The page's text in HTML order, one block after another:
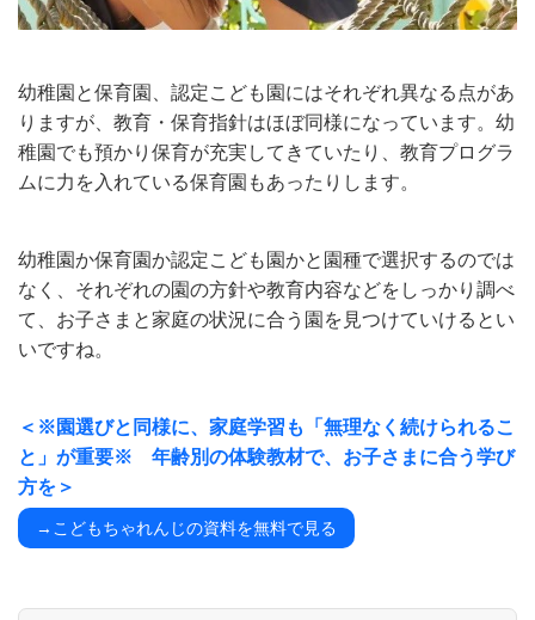
幼稚園と保育園、認定こども園にはそれぞれ異なる点があ
りますが、教育・保育指針はほぼ同様になっています。幼
稚園でも預かり保育が充実してきていたり、教育プログラ
ムに力を入れている保育園もあったりします。
幼稚園か保育園か認定こども園かと園種で選択するのでは
なく、それぞれの園の方針や教育内容などをしっかり調べ
て、お子さまと家庭の状況に合う園を見つけていけるとい
いですね。
＜※園選びと同様に、家庭学習も「無理なく続けられるこ
と」が重要※ 年齢別の体験教材で、お子さまに合う学び
方を＞
→こどもちゃれんじの資料を無料で見る